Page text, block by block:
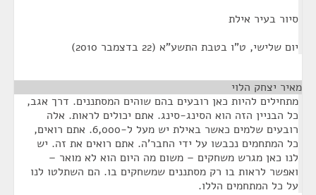
סיור בעיר אילת
יום שלישי, ט"ו בטבת התשע"א (22 בדצמבר 2010)
מאיר יצחק הלוי
מתחילים להיות כאן רובעים בהם שוהים המסתננים. דרך אגב,
כל הבניין הזה הוא הסינג-סינג. אתם יכולים לראות. אלה
רובעים שלמים כאשר באילת יש מעל ל-6,000. אתם רואים,
כל המתחמים נכבשו על ידי החבר'ה. אתם רואים את זה. יש
לנו כאן מגרש משחקים – משום מה היום הוא לא מואר –
ואפשר לראות בו רק מסתננים שמשחקים בו. הם השתלטו לנו
על כל המתחמים הללו.